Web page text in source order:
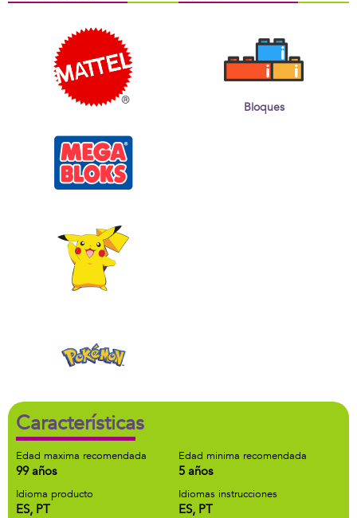
Bloques
Características
Edad maxima recomendada
99 años
Edad minima recomendada
5 años
Idioma producto
ES, PT
Idiomas instrucciones
ES, PT